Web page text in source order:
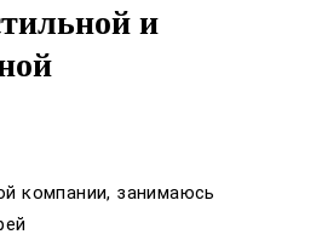
и
компании, занимаюсь